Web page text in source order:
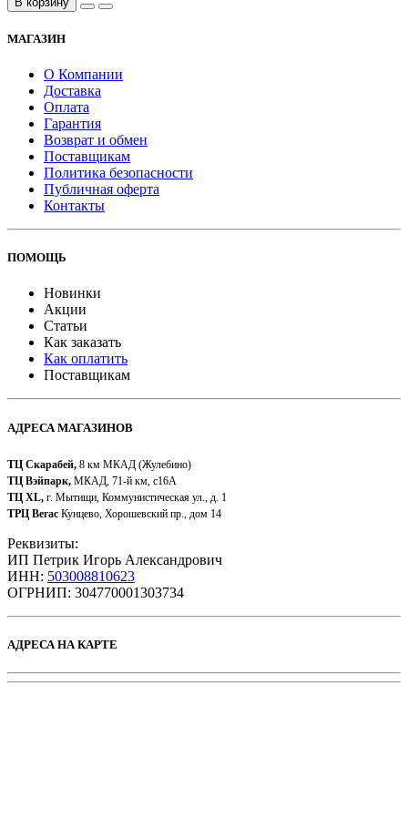
МАГАЗИН
О Компании
Доставка
Оплата
Гарантия
Возврат и обмен
Поставщикам
Политика безопасности
Публичная оферта
Контакты
ПОМОЩЬ
Новинки
Акции
Статьи
Как заказать
Как оплатить
Поставщикам
АДРЕСА МАГАЗИНОВ
ТЦ Скарабей, 8 км МКАД (Жулебино)
ТЦ Вэйпарк, МКАД, 71-й км, с16А
ТЦ XL, г. Мытищи, Коммунистическая ул., д. 1
ТРЦ Вегас Кунцево, Хорошевский пр., дом 14
Реквизиты:
ИП Петрик Игорь Александрович
ИНН: 503008810623
ОГРНИП: 304770001303734​
АДРЕСА НА КАРТЕ